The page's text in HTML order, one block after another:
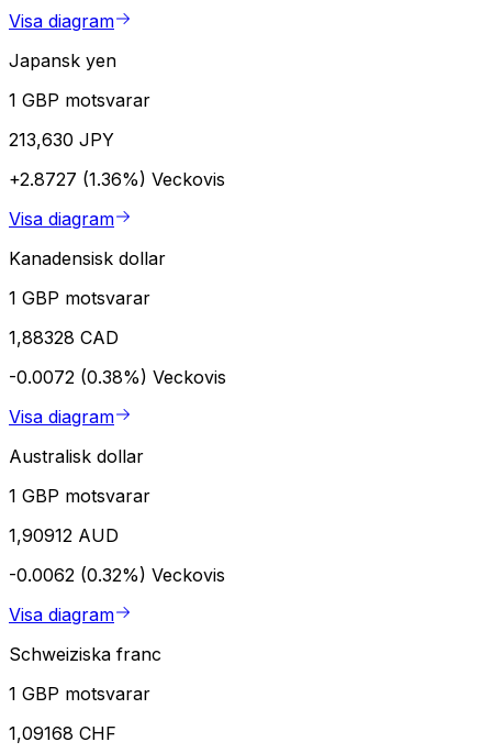
Visa diagram
Japansk yen
1 GBP motsvarar
213,630 JPY
+2.8727 (1.36%) Veckovis
Visa diagram
Kanadensisk dollar
1 GBP motsvarar
1,88328 CAD
-0.0072 (0.38%) Veckovis
Visa diagram
Australisk dollar
1 GBP motsvarar
1,90912 AUD
-0.0062 (0.32%) Veckovis
Visa diagram
Schweiziska franc
1 GBP motsvarar
1,09168 CHF